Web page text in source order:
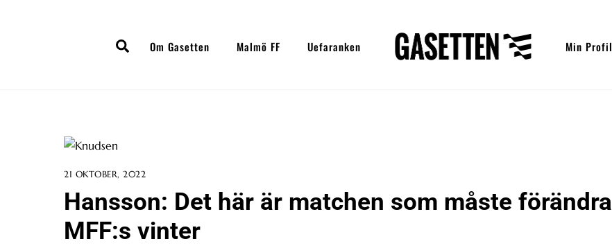
SearchOm Gasetten Malmö FF Uefaranken Min Profil
21 OKTOBER, 2022
Hansson: Det här är matchen som måste förändra
MFF:s vinter